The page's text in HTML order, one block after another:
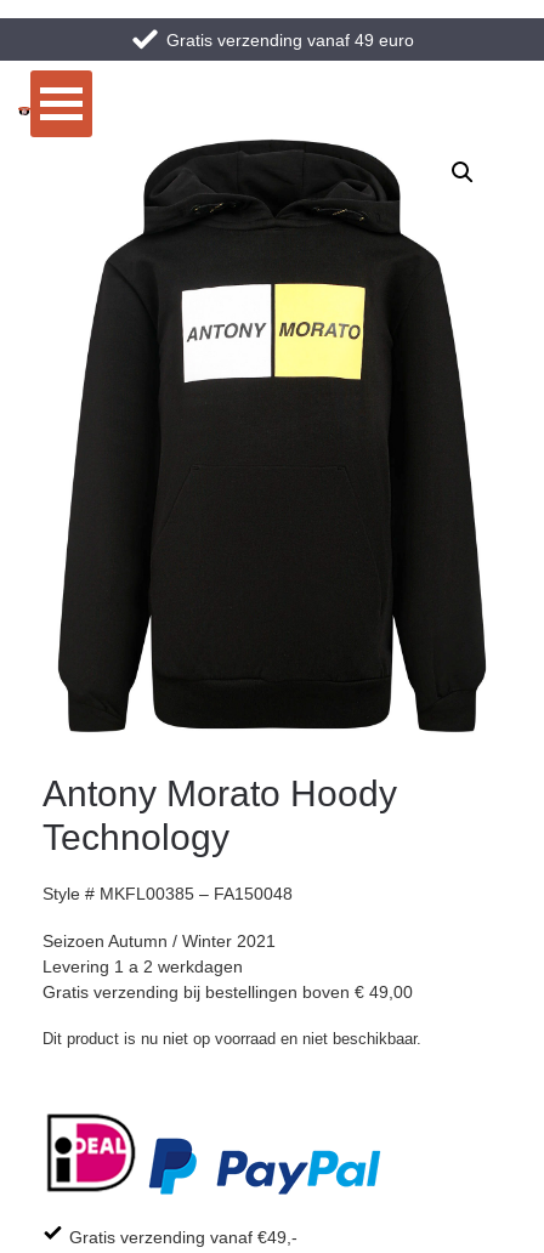
Gratis verzending vanaf 49 euro
Antony Morato Hoody
Technology
Style # MKFL00385 – FA150048
Seizoen Autumn / Winter 2021
Levering 1 a 2 werkdagen
Gratis verzending bij bestellingen boven € 49,00
Dit product is nu niet op voorraad en niet beschikbaar.
Gratis verzending vanaf €49,-